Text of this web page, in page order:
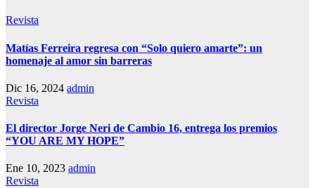
Revista
Matías Ferreira regresa con “Solo quiero amarte”: un
homenaje al amor sin barreras
Dic 16, 2024 admin
Revista
El director Jorge Neri de Cambio 16, entrega los premios
“YOU ARE MY HOPE”
Ene 10, 2023 admin
Revista